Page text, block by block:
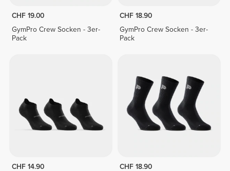
CHF 19.00
GymPro Crew Socken - 3er-
Pack
CHF 18.90
GymPro Crew Socken - 3er-
Pack
CHF 14.90
CHF 18.90